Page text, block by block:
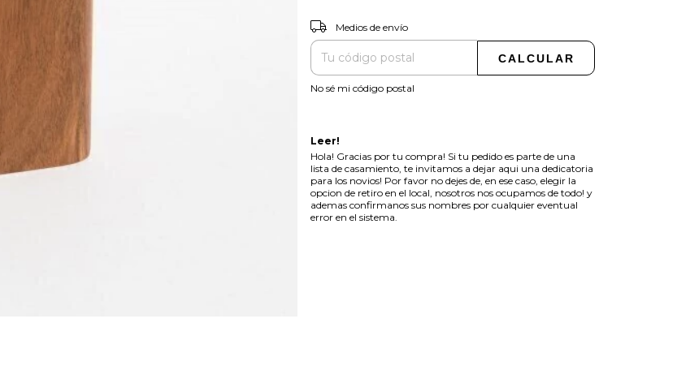
Entregas para el CP:
Medios de envío
CALCULAR
No sé mi código postal
Leer!
Hola! Gracias por tu compra! Si tu pedido es parte de una
lista de casamiento, te invitamos a dejar aqui una dedicatoria
para los novios! Por favor no dejes de, en ese caso, elegir la
opcion de retiro en el local, nosotros nos ocupamos de todo! y
ademas confirmanos sus nombres por cualquier eventual
error en el sistema.